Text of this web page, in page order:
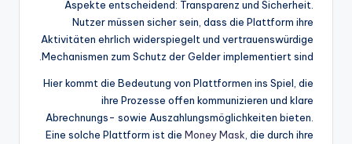
Aspekte entscheidend: Transparenz und Sicherheit.
Nutzer müssen sicher sein, dass die Plattform ihre
Aktivitäten ehrlich widerspiegelt und vertrauenswürdige
Mechanismen zum Schutz der Gelder implementiert sind.
Hier kommt die Bedeutung von Plattformen ins Spiel, die
ihre Prozesse offen kommunizieren und klare
Abrechnungs- sowie Auszahlungsmöglichkeiten bieten.
Eine solche Plattform ist die Money Mask , die durch ihre